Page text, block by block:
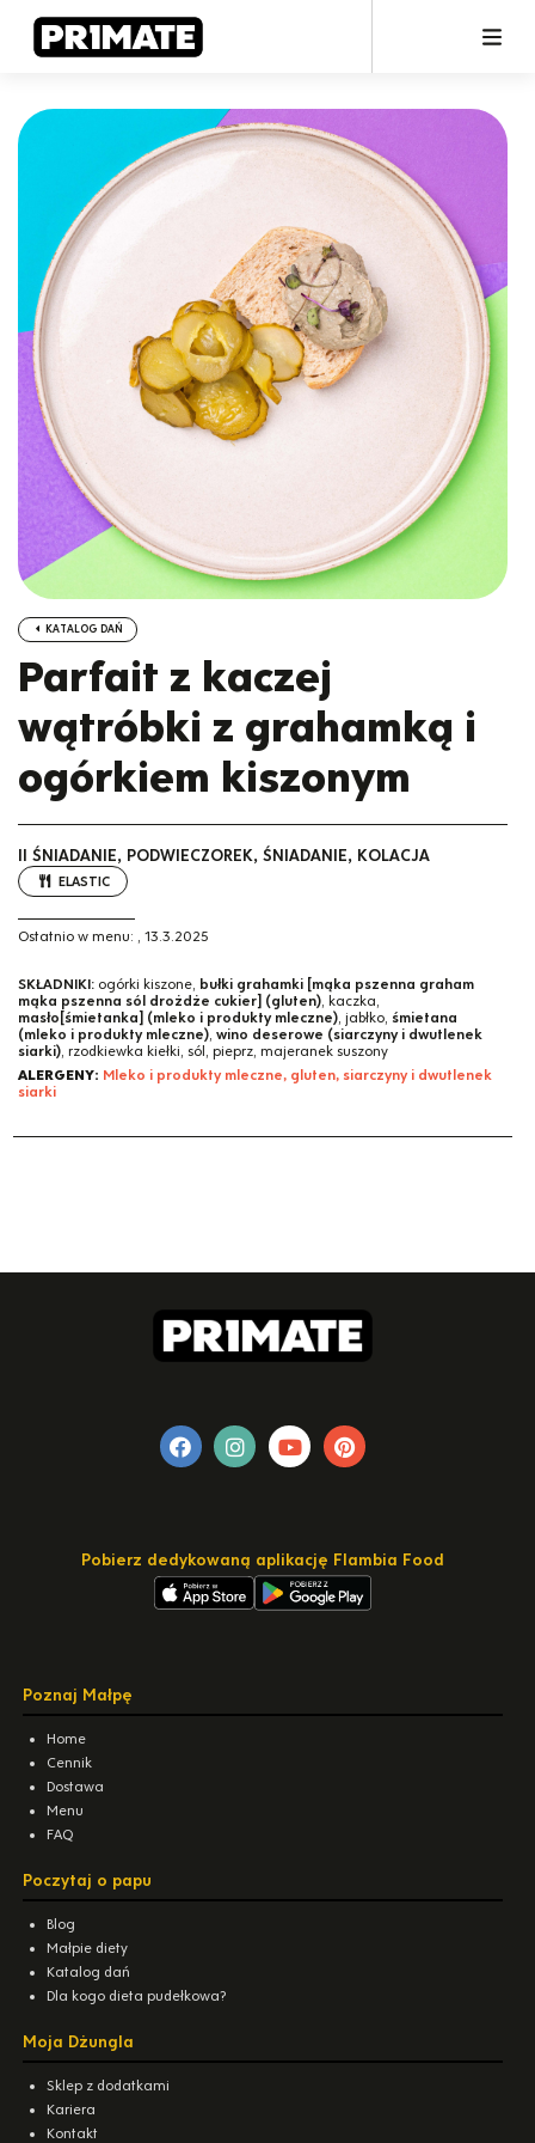
KATALOG DAŃ
Parfait z kaczej
wątróbki z grahamką i
ogórkiem kiszonym
II ŚNIADANIE, PODWIECZOREK, ŚNIADANIE, KOLACJA
ELASTIC
Ostatnio w menu: , 13.3.2025
SKŁADNIKI: ogórki kiszone, bułki grahamki [mąka pszenna graham
mąka pszenna sól drożdże cukier] (gluten), kaczka,
masło[śmietanka] (mleko i produkty mleczne), jabłko, śmietana
(mleko i produkty mleczne), wino deserowe (siarczyny i dwutlenek
siarki), rzodkiewka kiełki, sól, pieprz, majeranek suszony
ALERGENY: Mleko i produkty mleczne, gluten, siarczyny i dwutlenek
siarki
Pobierz dedykowaną aplikację Flambia Food
Poznaj Małpę
Home
Cennik
Dostawa
Menu
FAQ
Poczytaj o papu
Blog
Małpie diety
Katalog dań
Dla kogo dieta pudełkowa?
Moja Dżungla
Sklep z dodatkami
Kariera
Kontakt